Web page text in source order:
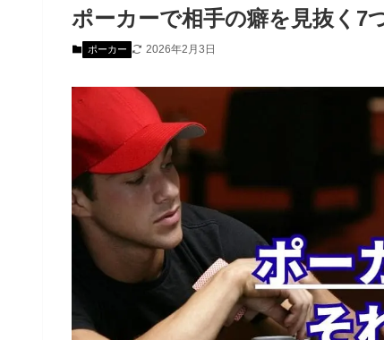
ポーカーで相手の癖を見抜く7
ポーカー 2026年2月3日